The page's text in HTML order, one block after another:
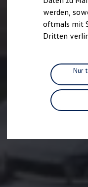
Zubehör
Digitale
Handy
werden,
oftmals mit
Dritten
Nur